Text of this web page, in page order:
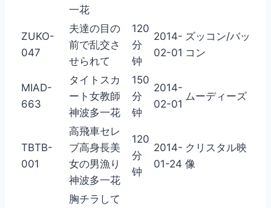
一花
ZUKO-
047
夫達の目の
前で乱交さ
せられて
120
分
钟
2014-
02-01
ズッコン/バッ
コン
MIAD-
663
タイトスカ
ート女教師
神波多一花
150
分
钟
2014-
02-01
ムーディーズ
TBTB-
001
高飛車セレ
ブ高身長美
女の男漁り
神波多一花
120
分
钟
2014-
01-24
クリスタル映
像
胸チラして